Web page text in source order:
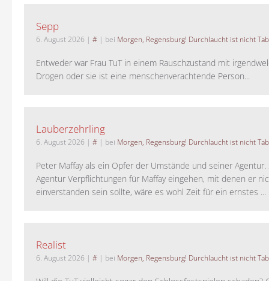
Sepp
6. August 2026 | # | bei Morgen, Regensburg! Durchlaucht ist nicht
Entweder war Frau TuT in einem Rauschzustand mit
Drogen oder sie ist eine menschenverachtende Person...
Lauberzehrling
6. August 2026 | # | bei Morgen, Regensburg! Durchlaucht ist nicht
Peter Maffay als ein Opfer der Umstände und seiner Agentur.
Agentur Verpflichtungen für Maffay eingehen, mit denen er
einverstanden sein sollte, wäre es wohl Zeit für ein ernstes ...
Realist
6. August 2026 | # | bei Morgen, Regensburg! Durchlaucht ist nicht